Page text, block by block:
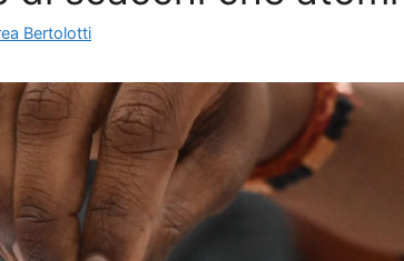
Bertolotti